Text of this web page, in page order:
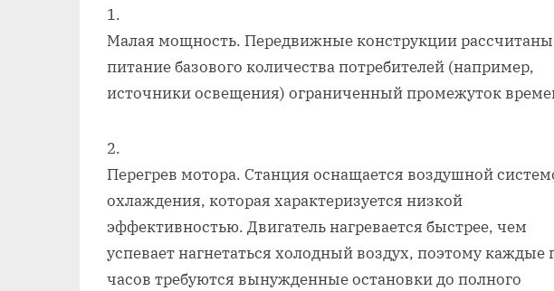
Малая мощность. Передвижные конструкции
питание базового количества потребителей (например,
источники освещения) ограниченный промежуток
Перегрев мотора. Станция оснащается воздушной
охлаждения, которая характеризуется низкой
эффективностью. Двигатель нагревается быстрее, чем
успевает нагнетаться холодный воздух, поэтому каждые
часов требуются вынужденные остановки до полного